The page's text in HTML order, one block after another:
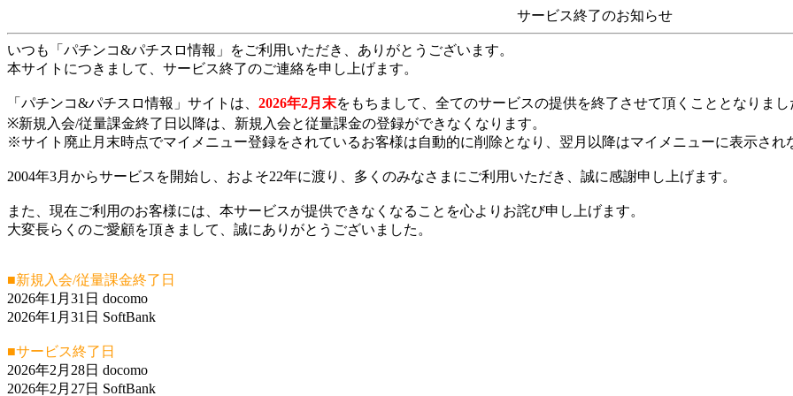
サービス終了のお知らせ
いつも「パチンコ&パチスロ情報」をご利用いただき、ありがとうございます。
本サイトにつきまして、サービス終了のご連絡を申し上げます。
「パチンコ&パチスロ情報」サイトは、 2026年2月末をもちまして、全てのサービスの提供を終了させて頂くこととなりまし
※新規入会/従量課金終了日以降は、新規入会と従量課金の登録ができなくなります。
※サイト廃止月末時点でマイメニュー登録をされているお客様は自動的に削除となり、翌月以降はマイメニューに表示され
2004年3月からサービスを開始し、およそ22年に渡り、多くのみなさまにご利用いただき、誠に感謝申し上げます。
また、現在ご利用のお客様には、本サービスが提供できなくなることを心よりお詫び申し上げます。
大変長らくのご愛顧を頂きまして、誠にありがとうございました。
■新規入会/従量課金終了日
2026年1月31日 docomo
2026年1月31日 SoftBank
■サービス終了日
2026年2月28日 docomo
2026年2月27日 SoftBank